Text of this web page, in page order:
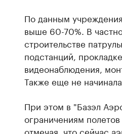
По данным
выше 60-70%. В
строительстве
подстанций,
видеонаблюдения,
Также еще не
При этом в "Базэл
ограничениям
отмечая, что сейчас